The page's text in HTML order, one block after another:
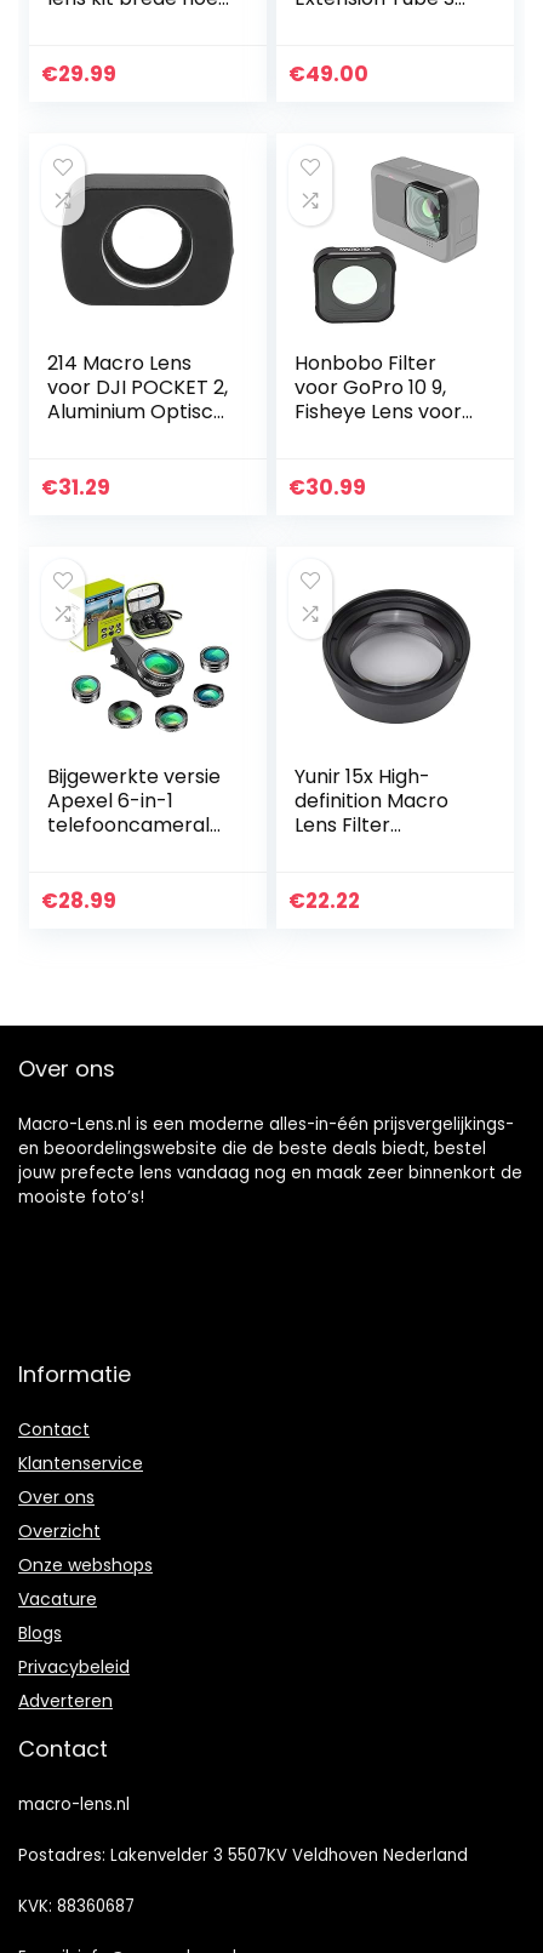
telephoto lens,
€29.99
voor Canon EF/EF-
€49.00
214 Macro Lens
voor DJI POCKET 2,
Aluminium Optisch
Camera
€31.29
Honbobo Filter
voor GoPro 10 9,
Fisheye Lens voor
9, Lens Filter
€30.99
Bijgewerkte versie
Apexel 6-in-1
telefooncamerale
macrolens +
€28.99
Yunir 15x High-
definition Macro
Lens Filter
Optische Glas
€22.22
Over ons
Macro-Lens.nl is een moderne alles-in-één prijsvergelijkings-
en beoordelingswebsite die de beste deals biedt, bestel
jouw prefecte lens vandaag nog en maak zeer binnenkort de
mooiste foto’s!
Informatie
Contact
Klantenservice
Over ons
Overzicht
Onze webshops
Vacature
Blogs
Privacybeleid
Adverteren
Contact
macro-lens.nl
Postadres: Lakenvelder 3 5507KV Veldhoven Nederland
KVK: 88360687